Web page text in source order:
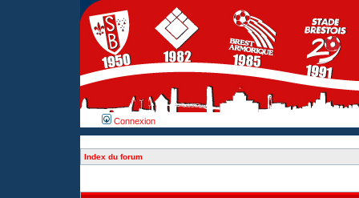
Connexion
Index du forum